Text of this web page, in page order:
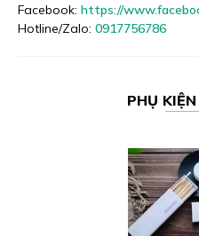
Facebook: https://
Hotline/Zalo: 0917756786
PHỤ KIỆN